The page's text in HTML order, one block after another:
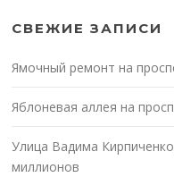
СВЕЖИЕ ЗАПИСИ
Ямочный ремонт на
Яблоневая аллея на
Улица Вадима
миллионов